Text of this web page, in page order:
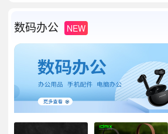
数码办公 NEW